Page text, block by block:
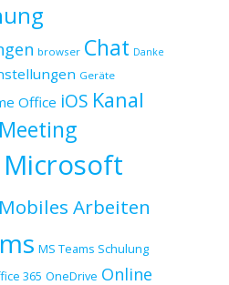
browser Chat Danke
Geräte
Office iOS Kanal
Meeting
Microsoft
Mobiles Arbeiten
MS Teams Schulung
365 OneDrive Online